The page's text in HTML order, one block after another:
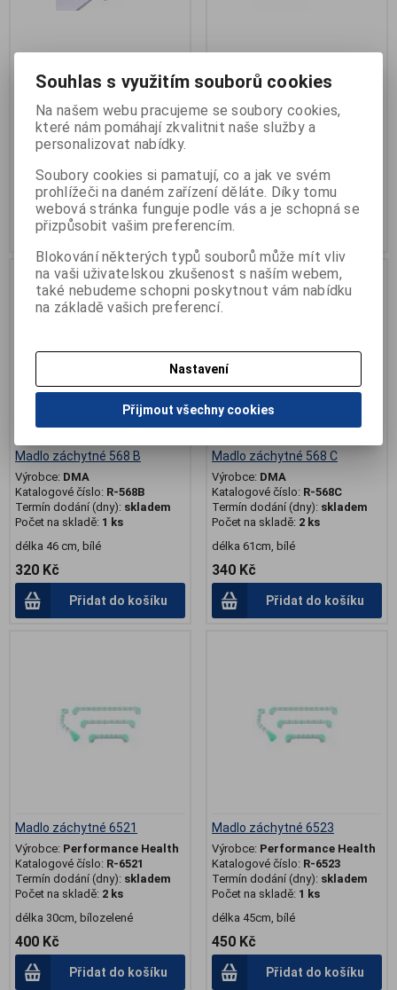
Výrobce:Sun-shine Land Int.
Katalogové číslo: R-BA7141
Záruka (měsíců):
Termín dodání (dny):7
Počet na skladě:0 ks
snadná manipulace
1 550 Kč
Přidat do košíku
Výrobce:DMA
Katalogové číslo: R-568A
Termín dodání (dny):
skladem
Počet na skladě: 2 ks
300 Kč
Madlo záchytné 568 B
Výrobce: DMA
Katalogové číslo: R-568B
Termín dodání (dny): skladem
Počet na skladě: 1 ks
délka 46 cm, bílé
320 Kč
Přidat do košíku
Madlo záchytné 568 C
Výrobce: DMA
Katalogové číslo: R-568C
Termín dodání (dny): skladem
Počet na skladě: 2 ks
délka 61cm, bílé
340 Kč
Přidat do košíku
Madlo záchytné 6521
Výrobce: Performance Health
Katalogové číslo: R-6521
Termín dodání (dny): skladem
Počet na skladě: 2 ks
délka 30cm, bílozelené
400 Kč
Přidat do košíku
Madlo záchytné 6523
Výrobce: Performance Health
Katalogové číslo: R-6523
Termín dodání (dny): skladem
Počet na skladě: 1 ks
délka 45cm, bílé
450 Kč
Přidat do košíku
Souhlas s využitím souborů cookies
Na našem webu pracujeme se soubory cookies,
které nám pomáhají zkvalitnit naše služby a
personalizovat nabídky.
Soubory cookies si pamatují, co a jak ve svém
prohlížeči na daném zařízení děláte. Díky tomu
webová stránka funguje podle vás a je schopná se
přizpůsobit vašim preferencím.
Blokování některých typů souborů může mít vliv
na vaši uživatelskou zkušenost s naším webem,
také nebudeme schopni poskytnout vám nabídku
na základě vašich preferencí.
Nastavení
Přijmout všechny cookies